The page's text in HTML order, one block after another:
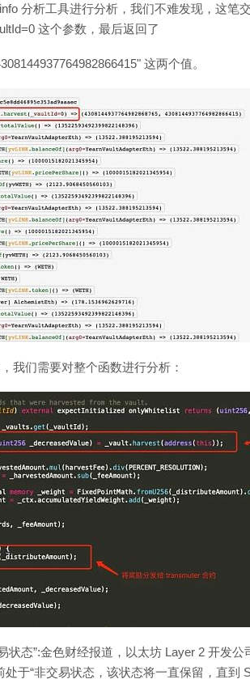
分析工具进行分析，我们不难发现，这笔
这个参数，最后返回了
这两个值。
我们需要对整个函数进行分析：
状态”:金色财经报道，以太坊 Layer 2 开发
于“非交易状态，该状态将一直保留，直到